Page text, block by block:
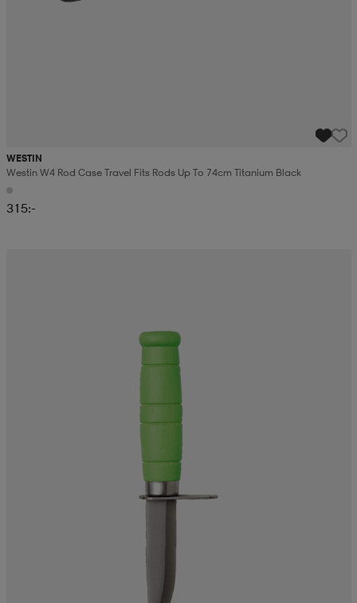
WESTIN
Westin W4 Rod Case Travel Fits Rods Up To 74cm Titanium Black
315:-